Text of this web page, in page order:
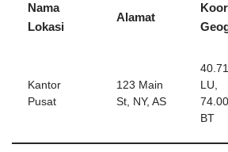
Nama
Lokasi
Alamat
Kantor
Pusat
123 Main
St, NY, AS
LU,
BT